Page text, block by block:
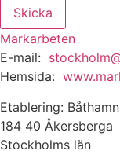
Skicka
Markarbeten
E-mail:
Hemsida:
Etablering:
184 40 Åkersberga
Stockholms län